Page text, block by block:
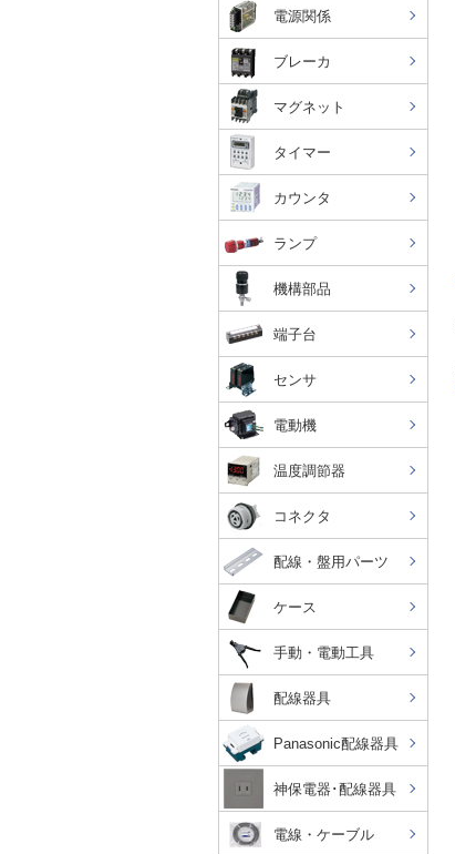
電源関係
ブレーカ
マグネット
タイマー
カウンタ
ランプ
機構部品
端子台
センサ
電動機
温度調節器
コネクタ
配線・盤用パーツ
ケース
手動・電動工具
配線器具
Panasonic配線器具
神保電器･配線器具
電線・ケーブル